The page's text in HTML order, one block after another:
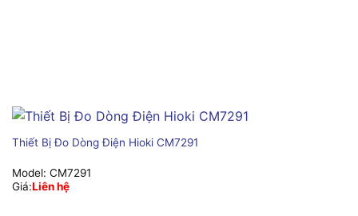
Thiết Bị Đo Dòng Điện Hioki CM7291
Model: CM7291
Giá:Liên hệ